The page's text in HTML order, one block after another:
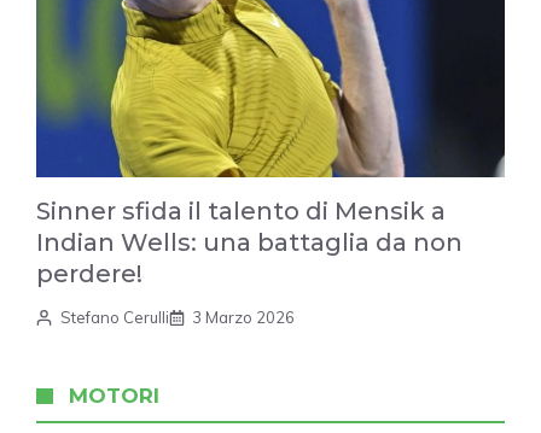
Sinner sfida il talento di Mensik a
Indian Wells: una battaglia da non
perdere!
Stefano Cerulli 3 Marzo 2026
MOTORI